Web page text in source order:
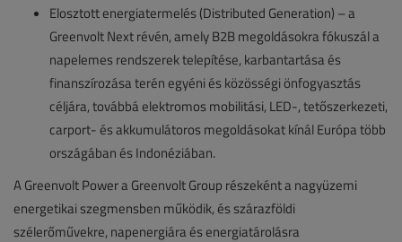
Elosztott energiatermelés (Distributed Generation) – a
Greenvolt Next révén, amely B2B megoldásokra fókuszál a
napelemes rendszerek telepítése, karbantartása és
finanszírozása terén egyéni és közösségi önfogyasztás
céljára, továbbá elektromos mobilitási, LED-, tetőszerkezeti,
carport- és akkumulátoros megoldásokat kínál Európa több
országában és Indonéziában.
A Greenvolt Power a Greenvolt Group részeként a nagyüzemi
energetikai szegmensben működik, és szárazföldi
szélerőművekre, napenergiára és energiatárolásra